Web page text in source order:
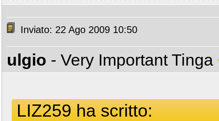
Inviato: 22 Ago 2009 10:50
ulgio - Very Important Tinga
LIZ259 ha scritto: